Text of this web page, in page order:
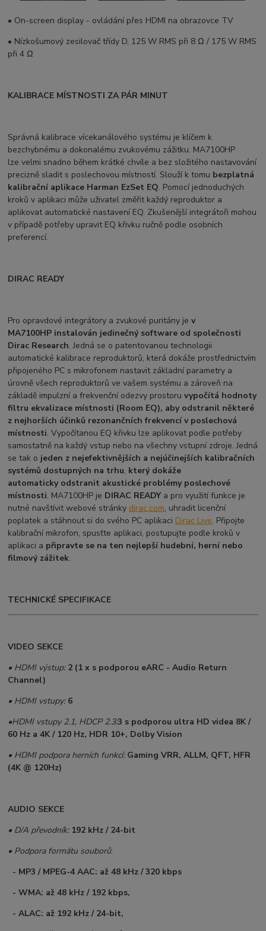
• On-screen display - ovládání přes HDMI na obrazovce TV
• Nízkošumový zesilovač třídy D, 125 W RMS při 8 Ω / 175 W RMS
při 4 Ω
KALIBRACE MÍSTNOSTI ZA PÁR MINUT
Správná kalibrace vícekanálového systému je klíčem k
bezchybnému a dokonalému zvukovému zážitku. MA7100HP
lze velmi snadno během krátké chvíle a bez složitého nastavování
precizně sladit s poslechovou místností. Slouží k tomu bezplatná
kalibrační aplikace Harman EzSet EQ. Pomocí jednoduchých
kroků v aplikaci může uživatel změřit každý reproduktor a
aplikovat automatické nastavení EQ. Zkušenější integrátoři mohou
v případě potřeby upravit EQ křivku ručně podle osobních
preferencí.
DIRAC READY
Pro opravdové integrátory a zvukové puritány jev
MA7100HP instalován jedinečný software od společnosti
Dirac Research. Jedná se o patentovanou technologii
automatické kalibrace reproduktorů, která dokáže prostřednictvím
připojeného PC s mikrofonem nastavit základní parametry a
úrovně všech reproduktorů ve vašem systému a zároveň na
základě impulzní a frekvenční odezvy prostoruvypočítá hodnoty
filtru ekvalizace místnosti (Room EQ), aby odstranil některé
z nejhorších účinků rezonančních frekvencí v poslechová
místnosti. Vypočítanou EQ křivku lze aplikovat podle potřeby
samostatně na každý vstup nebo na všechny vstupní zdroje. Jedná
se tak o jeden z nejefektivnějších a nejúčinejších kalibračních
systémů dostupných na trhu, který dokáže
automaticky odstranit akustické problémy poslechové
místnosti. MA7100HP je DIRAC READY a pro využití funkce je
nutné navštívit webové stránky dirac.com, uhradit licenční
poplatek a stáhnout si do svého PC aplikaci Dirac Live. Připojte
kalibrační mikrofon, spusťte aplikaci, postupujte podle kroků v
aplikaci a připravte se na ten nejlepší hudební, herní nebo
filmový zážitek.
TECHNICKÉ SPECIFIKACE
VIDEO SEKCE
• HDMI výstup: 2 (1 x s podporou eARC - Audio Return
Channel)
• HDMI vstupy:6
•HDMI vstupy 2.1, HDCP 2.3:3 s podporou ultra HD videa 8K /
60 Hz a 4K / 120 Hz, HDR 10+, Dolby Vision
• HDMI podpora herních funkcí: Gaming VRR, ALLM, QFT, HFR
(4K @ 120Hz)
AUDIO SEKCE
• D/A převodník:192 kHz / 24-bit
• Podpora formátu souborů:
- MP3 / MPEG-4 AAC: až 48 kHz / 320 kbps
- WMA: až 48 kHz / 192 kbps,
- ALAC: až 192 kHz / 24-bit,